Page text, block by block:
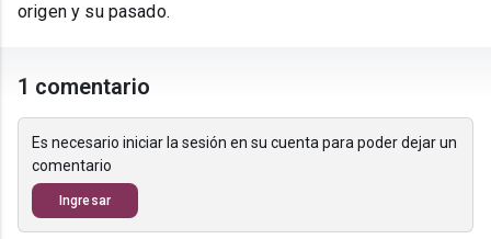
origen y su pasado.
1 comentario
Es necesario iniciar la sesión en su cuenta para poder dejar un
comentario
Ingresar